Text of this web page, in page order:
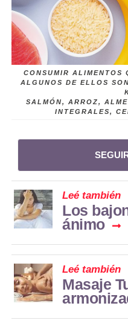
CONSUMIR ALIMENTOS
ALGUNOS DE ELLOS
SALMÓN, ARROZ,
INTEGRALES,
Leé también
Los
ánimo
Leé también
Masaje